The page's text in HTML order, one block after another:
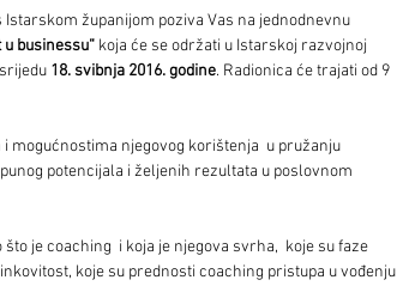
županijom poziva Vas na jednodnevnu
businessu“ koja će se održati u Istarskoj razvojnoj
18. svibnja 2016. godine. Radionica će trajati od 9
mogućnostima njegovog korištenja  u pružanju
potencijala i željenih rezultata u poslovnom
je coaching  i koja je njegova svrha,  koje su faze
koje su prednosti coaching pristupa u vođenju